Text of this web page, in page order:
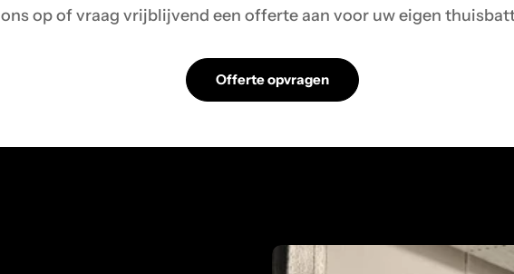
ons op of vraag vrijblijvend een offerte aan voor uw eigen
Offerte opvragen